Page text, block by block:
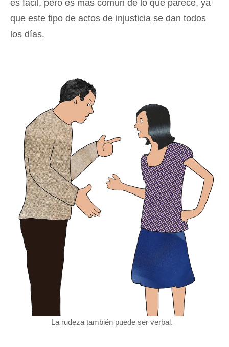
es fácil, pero es más común de lo que parece, ya
que este tipo de actos de injusticia se dan todos
los días.
La rudeza también puede ser verbal.